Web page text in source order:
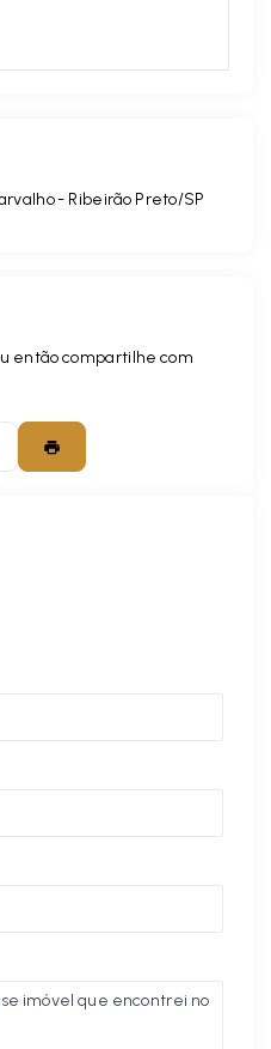
- Ribeirão Preto/SP
então compartilhe com